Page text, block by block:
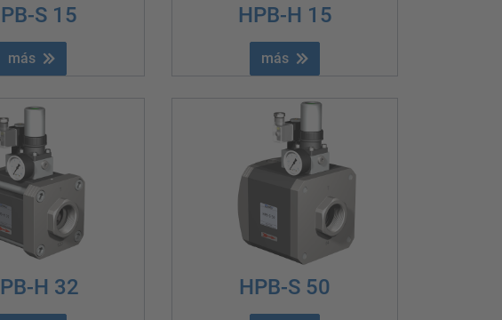
S 15
más
HPB-H 15
más
H 32 HPB-S 50